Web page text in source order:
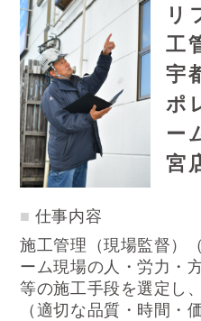
リ
工
宇
ポ
ー
宮
仕事内容
施工管理（現場監督）
ーム現場の人・労力・
等の施工手段を選定し
（適切な品質・時間・